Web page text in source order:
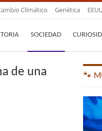
Climático Genética
SOCIEDAD
de una
🐾